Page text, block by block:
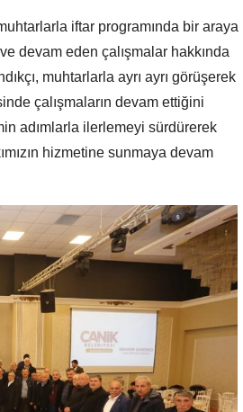
iftar programında bir araya
devam eden çalışmalar hakkında
muhtarlarla ayrı ayrı görüşerek
çalışmaların devam ettiğini
adımlarla ilerlemeyi sürdürerek
hizmetine sunmaya devam